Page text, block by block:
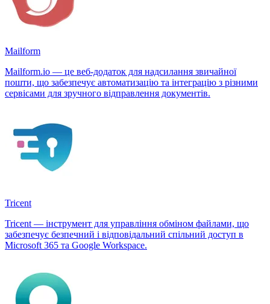
Mailform
Mailform.io — це веб-додаток для надсилання звичайної
пошти, що забезпечує автоматизацію та інтеграцію з різними
сервісами для зручного відправлення документів.
Tricent
Tricent — інструмент для управління обміном файлами, що
забезпечує безпечний і відповідальний спільний доступ в
Microsoft 365 та Google Workspace.